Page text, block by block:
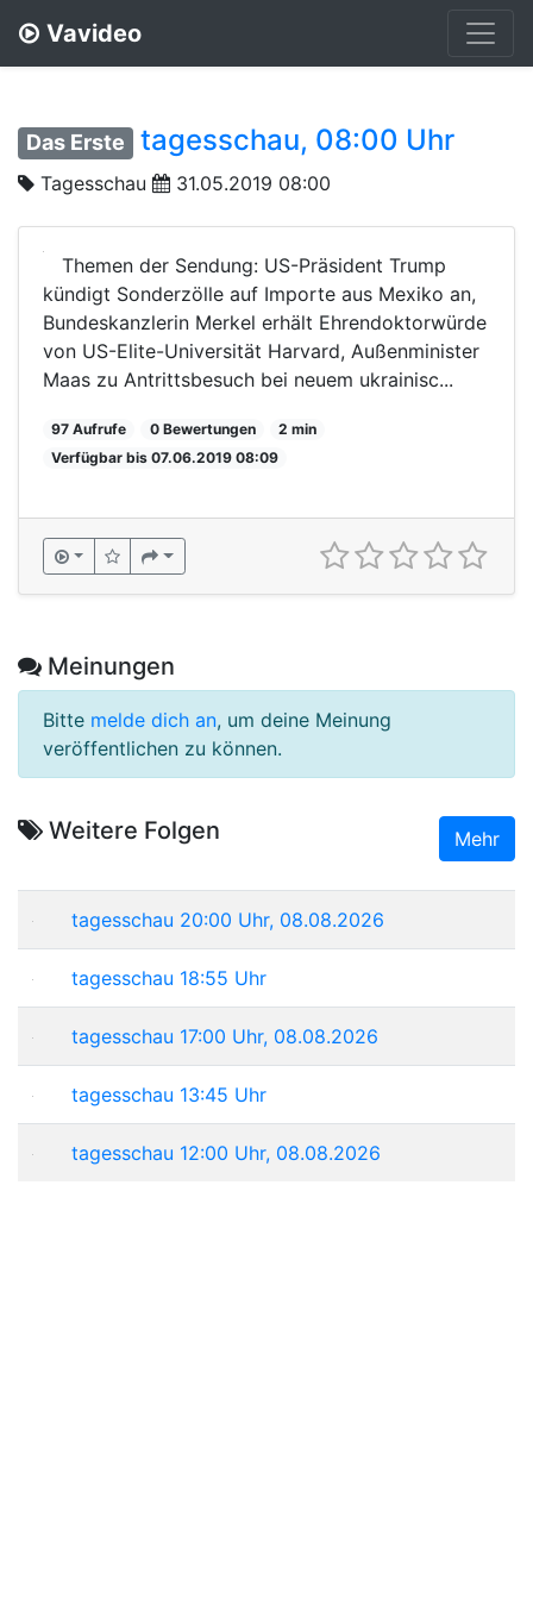
Vavideo
Das Erste tagesschau, 08:00 Uhr
Tagesschau 31.05.2019 08:00
Themen der Sendung: US-Präsident Trump
kündigt Sonderzölle auf Importe aus Mexiko an,
Bundeskanzlerin Merkel erhält Ehrendoktorwürde
von US-Elite-Universität Harvard, Außenminister
Maas zu Antrittsbesuch bei neuem ukrainisc...
97 Aufrufe 0 Bewertungen
2 min
Verfügbar bis 07.06.2019 08:09
Meinungen
Bitte melde dich an, um deine Meinung
veröffentlichen zu können.
Weitere Folgen Mehr
tagesschau 20:00 Uhr, 08.08.2026
tagesschau 18:55 Uhr
tagesschau 17:00 Uhr, 08.08.2026
tagesschau 13:45 Uhr
tagesschau 12:00 Uhr, 08.08.2026